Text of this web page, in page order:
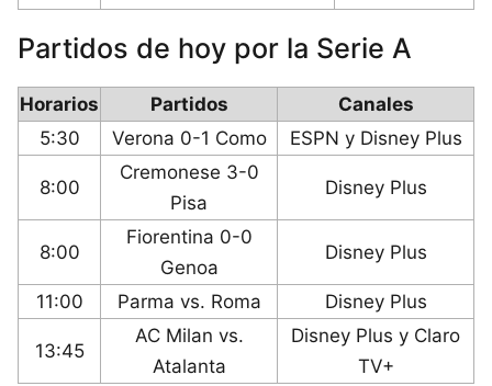
Partidos de hoy por la Serie A
Horarios Partidos
Canales
5:30
Verona 0-1 Como ESPN y Disney Plus
8:00
Cremonese 3-0
Pisa
Disney Plus
8:00
Fiorentina 0-0
Genoa
Disney Plus
11:00 Parma vs. Roma Disney Plus
13:45
AC Milan vs.
Atalanta
Disney Plus y Claro
TV+